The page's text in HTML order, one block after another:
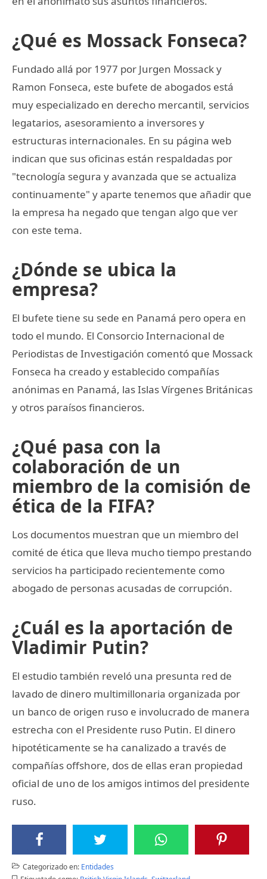
¿Qué es Mossack Fonseca?
Fundado allá por 1977 por Jurgen Mossack y
Ramon Fonseca, este bufete de abogados está
muy especializado en derecho mercantil, servicios
legatarios, asesoramiento a inversores y
estructuras internacionales. En su página web
indican que sus oficinas están respaldadas por
"tecnología segura y avanzada que se actualiza
continuamente" y aparte tenemos que añadir que
la empresa ha negado que tengan algo que ver
con este tema.
¿Dónde se ubica la
empresa?
El bufete tiene su sede en Panamá pero opera en
todo el mundo. El Consorcio Internacional de
Periodistas de Investigación comentó que Mossack
Fonseca ha creado y establecido compañías
anónimas en Panamá, las Islas Vírgenes Británicas
y otros paraísos financieros.
¿Qué pasa con la
colaboración de un
miembro de la comisión de
ética de la FIFA?
Los documentos muestran que un miembro del
comité de ética que lleva mucho tiempo prestando
servicios ha participado recientemente como
abogado de personas acusadas de corrupción.
¿Cuál es la aportación de
Vladimir Putin?
El estudio también reveló una presunta red de
lavado de dinero multimillonaria organizada por
un banco de origen ruso e involucrado de manera
estrecha con el Presidente ruso Putin. El dinero
hipotéticamente se ha canalizado a través de
compañías offshore, dos de ellas eran propiedad
oficial de uno de los amigos intimos del presidente
ruso.
Categorizado en: Entidades